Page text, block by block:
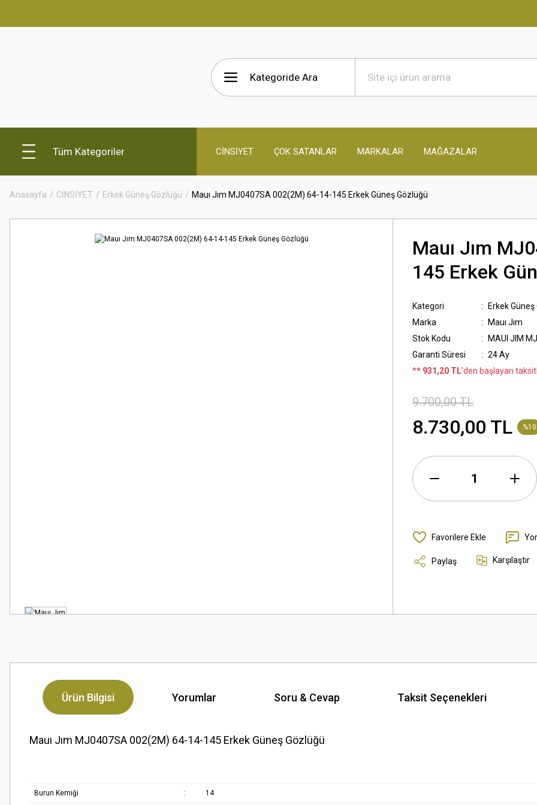
Tüm Kategoriler CİNSİYET ÇOK SATANLAR MARKALAR MAĞAZALAR
Anasayfa CİNSİYET Erkek Güneş Gözlüğü Mauı Jım MJ0407SA 002(2M) 64-14-145 Erkek Güneş Gözlüğü
Mauı Jım
145 Erkek
Kategori
Erkek
Marka
Mauı Jım
Stok Kodu
MAUI JIM
Garanti Süresi
24 Ay
** 931,20 TL’den başlayan
9.700,00 TL
8.730,00 TL %10
Paylaş Karşılaştır
Ürün Bilgisi Yorumlar Soru & Cevap Taksit Seçenekleri
Mauı Jım MJ0407SA 002(2M) 64-14-145 Erkek Güneş Gözlüğü
Burun Kemiği : 14